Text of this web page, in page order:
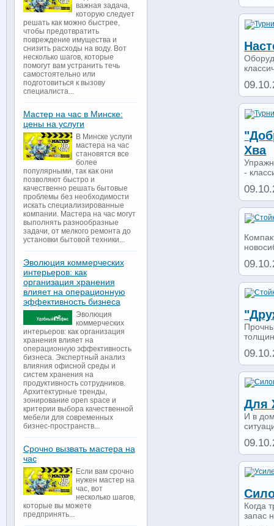
Хва
-
Для
И в
Когда
запас
важная задача,
которую следует
решать как можно быстрее,
чтобы предотвратить
повреждение имущества и
снизить расходы на воду. Вот
несколько шагов, которые
помогут вам устранить течь
самостоятельно или
подготовиться к вызову
специалиста...
Мастер на час в Минске:
цены на услуги
В Минске услуги
мастера на час
становятся все
более
популярными, так как они
позволяют быстро и
качественно решать бытовые
проблемы без необходимости
искать специализированные
компании. Мастера на час могут
выполнять разнообразные
задачи, от мелкого ремонта до
установки бытовой техники...
Эволюция коммерческих
интерьеров: как
организация хранения
влияет на операционную
эффективность бизнеса
Эволюция
коммерческих
интерьеров: как организация
хранения влияет на
операционную эффективность
бизнеса. Экспертный анализ
влияния офисной среды и
систем хранения на
продуктивность сотрудников.
Архитектурные тренды,
зонирование open space и
критерии выбора качественной
мебели для современных
бизнес-пространств...
Срочно вызвать мастера на
час
Если вам срочно
нужен мастер на
час, вот
несколько шагов,
которые вы можете
предпринять...